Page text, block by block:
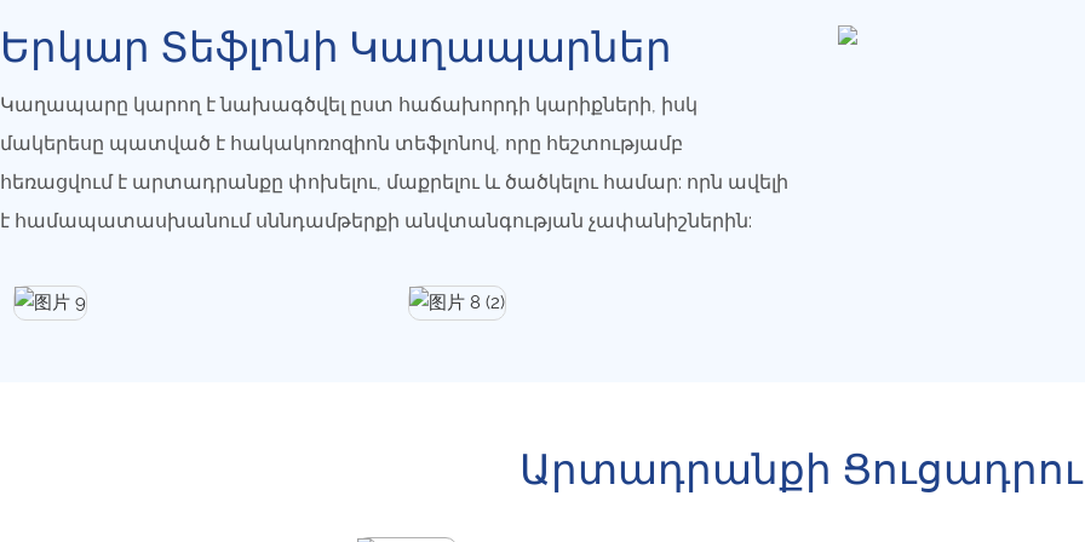
Երկար Տեֆլոնի Կաղապարներ
Կաղապարը կարող է նախագծվել ըստ հաճախորդի կարիքների, իսկ
մակերեսը պատված է հակակոռոզիոն տեֆլոնով, որը հեշտությամբ
հեռացվում է արտադրանքը փոխելու, մաքրելու և ծածկելու համար: որն ավելի
է համապատասխանում սննդամթերքի անվտանգության չափանիշներին:
Արտադրանքի